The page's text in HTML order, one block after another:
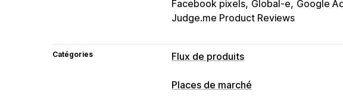
Facebook pixels Global-e Google
Judge.me Product Reviews
Catégories Flux de produits
Personnalisation du flux
Places de marché